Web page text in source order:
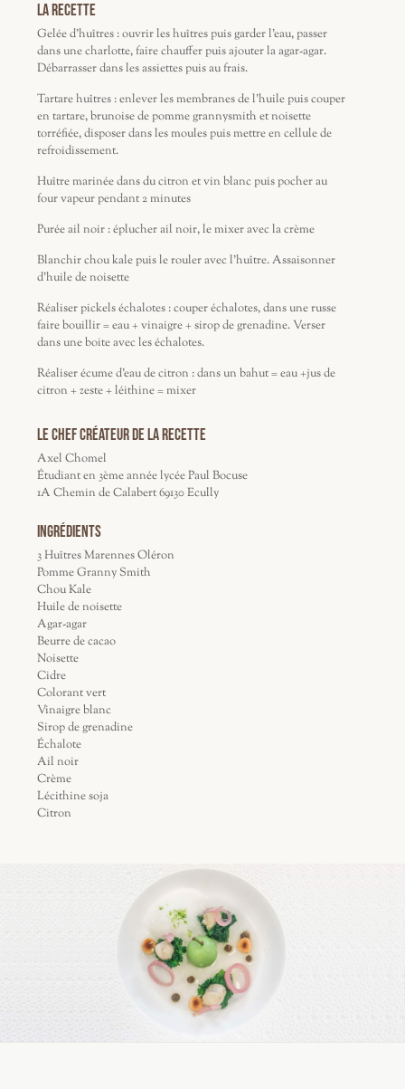
La Recette
Gelée d'huîtres : ouvrir les huîtres puis garder l'eau, passer
dans une charlotte, faire chauffer puis ajouter la agar-agar.
Débarrasser dans les assiettes puis au frais.
Tartare huîtres : enlever les membranes de l'huile puis couper
en tartare, brunoise de pomme grannysmith et noisette
torréfiée, disposer dans les moules puis mettre en cellule de
refroidissement.
Huître marinée dans du citron et vin blanc puis pocher au
four vapeur pendant 2 minutes
Purée ail noir : éplucher ail noir, le mixer avec la crème
Blanchir chou kale puis le rouler avec l'huître. Assaisonner
d'huile de noisette
Réaliser pickels échalotes : couper échalotes, dans une russe
faire bouillir = eau + vinaigre + sirop de grenadine. Verser
dans une boite avec les échalotes.
Réaliser écume d'eau de citron : dans un bahut = eau +jus de
citron + zeste + léithine = mixer
Le Chef créateur de la recette
Axel Chomel
Étudiant en 3ème année lycée Paul Bocuse
1A Chemin de Calabert 69130 Ecully
Ingrédients
3 Huîtres Marennes Oléron
Pomme Granny Smith
Chou Kale
Huile de noisette
Agar-agar
Beurre de cacao
Noisette
Cidre
Colorant vert
Vinaigre blanc
Sirop de grenadine
Échalote
Ail noir
Crème
Lécithine soja
Citron